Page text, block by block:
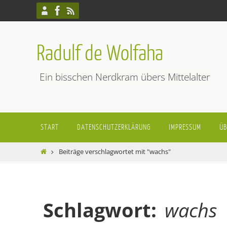
Inhalt
Radulf de Wolfaha
Ein bisschen Nerdkram übers Mittelalter
springen
START DATENSCHUTZERKLÄRUNG IMPRESSUM
StartBeiträge verschlagwortet mit "wachs"
Schlagwort: wachs